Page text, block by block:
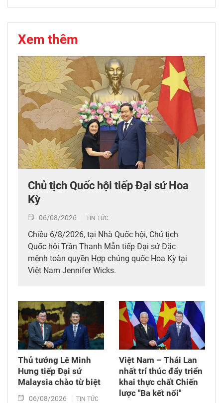
Xem thêm
Chủ tịch Quốc hội tiếp Đại sứ Hoa
Kỳ
06/08/2026 TIN TỨC
Chiều 6/8/2026, tại Nhà Quốc hội, Chủ tịch
Quốc hội Trần Thanh Mẫn tiếp Đại sứ Đặc
mệnh toàn quyền Hợp chúng quốc Hoa Kỳ tại
Việt Nam Jennifer Wicks.
Thủ tướng Lê Minh
Hưng tiếp Đại sứ
Malaysia chào từ biệt
06/08/2026 TIN TỨC
Việt Nam – Thái Lan
nhất trí thúc đẩy triển
khai thực chất Chiến
lược "Ba kết nối"